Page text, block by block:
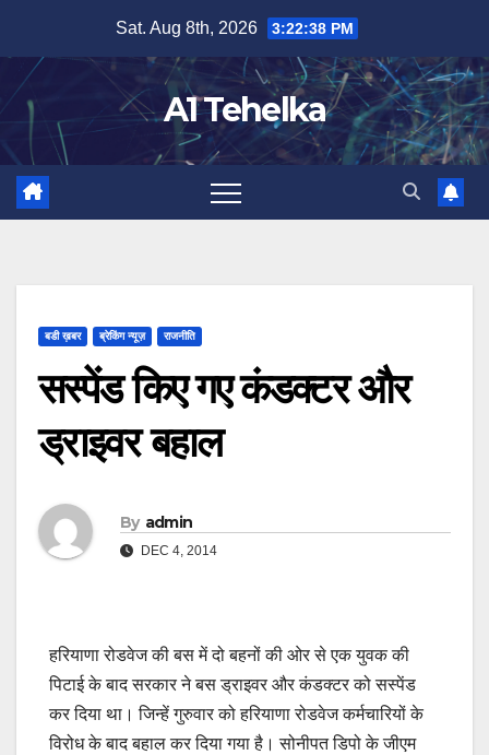
content
Sat. Aug 8th, 2026 3:22:39 PM
A1 Tehelka
बडी ख़बर ब्रेकिंग न्यूज़ राजनीति
सस्पेंड किए गए कंडक्टर और
ड्राइवर बहाल
By admin
DEC 4, 2014
हरियाणा रोडवेज की बस में दो बहनों की ओर से एक युवक की
पिटाई के बाद सरकार ने बस ड्राइवर और कंडक्टर को सस्पेंड
कर दिया था। जिन्हें गुरुवार को हरियाणा रोडवेज कर्मचारियों के
विरोध के बाद बहाल कर दिया गया है। सोनीपत डिपो के जीएम